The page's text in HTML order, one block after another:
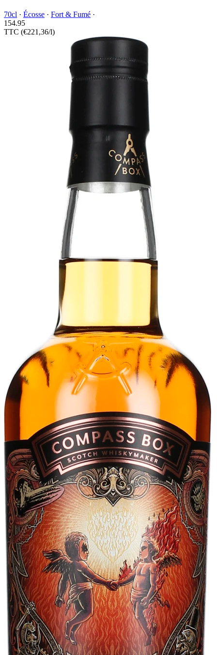
70cl · Écosse · Fort & Fumé ·
154.95
TTC (€221,36/l)